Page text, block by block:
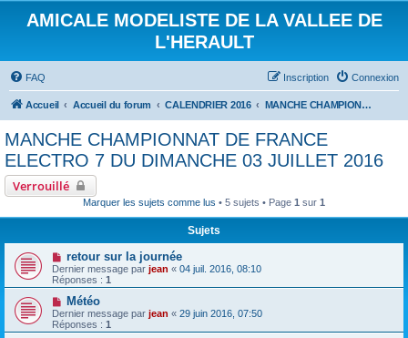
AMICALE MODELISTE DE LA VALLEE DE
L'HERAULT
FAQ Connexion
Inscription
Accueil Accueil du forum CALENDRIER 2016 MANCHE CHAMPIONNAT DE FRANCE ELECTRO 7 DU DIMANCHE 03 JUILLET 2016
MANCHE CHAMPIONNAT DE FRANCE
ELECTRO 7 DU DIMANCHE 03 JUILLET 2016
Verrouillé
Marquer les sujets comme lus • 5 sujets • Page 1 sur 1
Sujets
retour sur la journée
Dernier message par jean « 04 juil. 2016, 08:10
Réponses : 1
Météo
Dernier message par jean « 29 juin 2016, 07:50
Réponses : 1